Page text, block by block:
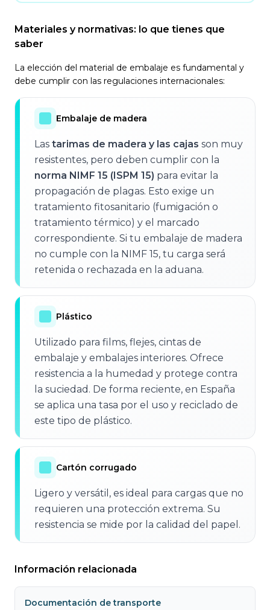
Materiales y normativas: lo que tienes que
saber
La elección del material de embalaje es fundamental y
debe cumplir con las regulaciones internacionales:
Embalaje de madera
Las tarimas de madera y las cajas son muy
resistentes, pero deben cumplir con la
norma NIMF 15 (ISPM 15) para evitar la
propagación de plagas. Esto exige un
tratamiento fitosanitario (fumigación o
tratamiento térmico) y el marcado
correspondiente. Si tu embalaje de madera
no cumple con la NIMF 15, tu carga será
retenida o rechazada en la aduana.
Plástico
Utilizado para films, flejes, cintas de
embalaje y embalajes interiores. Ofrece
resistencia a la humedad y protege contra
la suciedad. De forma reciente, en España
se aplica una tasa por el uso y reciclado de
este tipo de plástico.
Cartón corrugado
Ligero y versátil, es ideal para cargas que no
requieren una protección extrema. Su
resistencia se mide por la calidad del papel.
Información relacionada
Documentación de transporte